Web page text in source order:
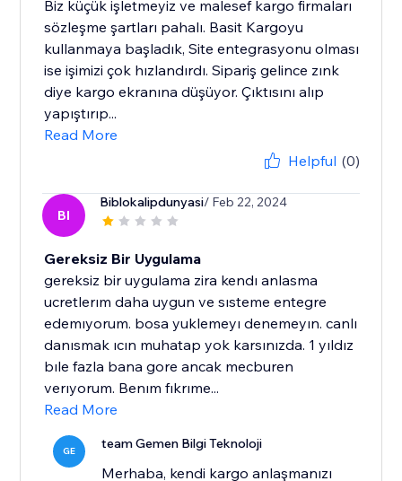
Biz küçük işletmeyiz ve malesef kargo firmaları
sözleşme şartları pahalı. Basit Kargoyu
kullanmaya başladık, Site entegrasyonu olması
ise işimizi çok hızlandırdı. Sipariş gelince zınk
diye kargo ekranına düşüyor. Çıktısını alıp
yapıştırıp...
Read More
Helpful (0)
BI
Biblokalipdunyasi/ Feb 22, 2024
Gereksiz Bir Uygulama
gereksiz bir uygulama zira kendı anlasma
ucretlerım daha uygun ve sısteme entegre
edemıyorum. bosa yuklemeyı denemeyın. canlı
danısmak ıcın muhatap yok karsınızda. 1 yıldız
bıle fazla bana gore ancak mecburen
verıyorum. Benım fıkrıme...
Read More
GE team Gemen Bilgi Teknoloji
Merhaba, kendi kargo anlaşmanızı